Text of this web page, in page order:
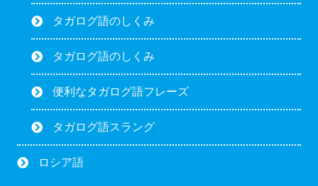
タガログ語のしくみ
タガログ語のしくみ
便利なタガログ語フレーズ
タガログ語スラング
ロシア語